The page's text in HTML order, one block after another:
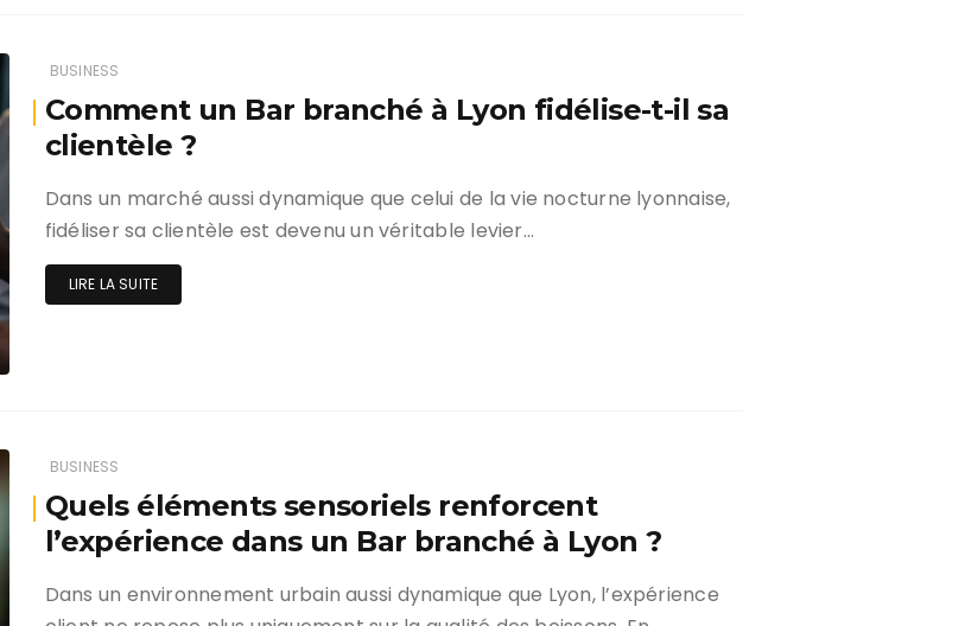
BUSINESS
Comment un Bar branché à Lyon fidélise-t-il sa
clientèle ?
Dans un marché aussi dynamique que celui de la vie nocturne lyonnaise,
fidéliser sa clientèle est devenu un véritable levier…
LIRE LA SUITE
BUSINESS
Quels éléments sensoriels renforcent
l’expérience dans un Bar branché à Lyon ?
Dans un environnement urbain aussi dynamique que Lyon, l’expérience